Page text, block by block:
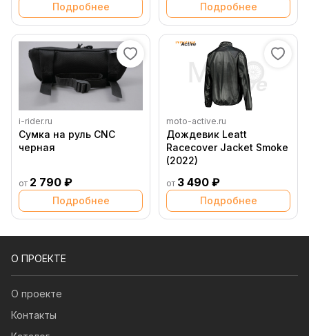
Подробнее Подробнее
i-rider.ru
Сумка на руль CNC
черная
от 2 790 ₽
Подробнее
moto-active.ru
Дождевик Leatt
Racecover Jacket Smoke
(2022)
от 3 490 ₽
Подробнее
О ПРОЕКТЕ
О проекте
Контакты